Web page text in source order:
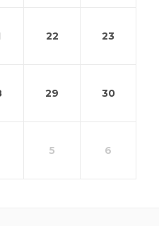
22 23
29 30
5 6